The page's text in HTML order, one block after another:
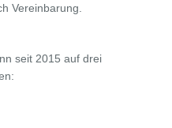
Vereinbarung.
seit 2015 auf drei